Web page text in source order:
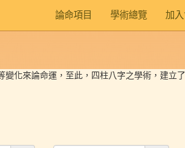
論命項目 學術總覽 加
化來論命運，至此，四柱八字之學術，建立